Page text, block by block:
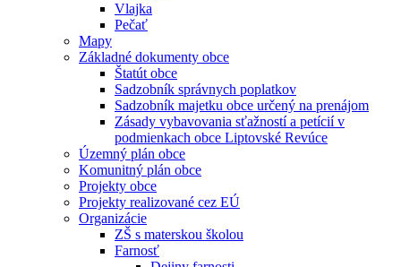
Vlajka
Pečať
Mapy
Základné dokumenty obce
Štatút obce
Sadzobník správnych poplatkov
Sadzobník majetku obce určený na prenájom
Zásady vybavovania sťažností a petícií v
podmienkach obce Liptovské Revúce
Územný plán obce
Komunitný plán obce
Projekty obce
Projekty realizované cez EÚ
Organizácie
ZŠ s materskou školou
Farnosť